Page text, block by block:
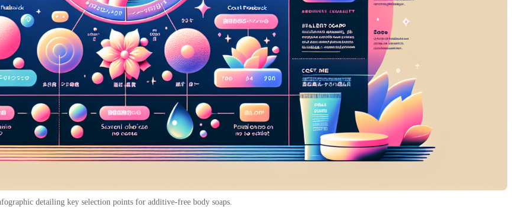
detailing key selection points for additive-free body soaps.